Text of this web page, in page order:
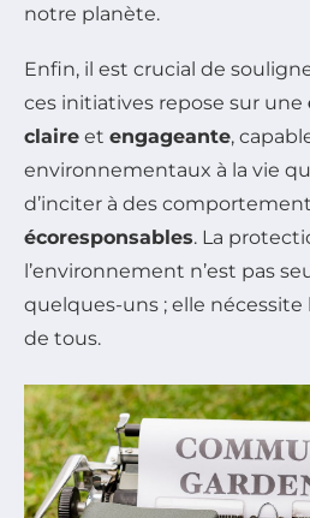
notre planète.
Enfin, il est crucial de
ces initiatives repose sur une
claire et engageante,
environnementaux à la vie
d’inciter à des
écoresponsables. La
l’environnement n’est pas
quelques-uns ; elle
de tous.